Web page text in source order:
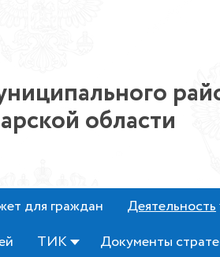
области
для граждан Деятельность
ТИК
Документы